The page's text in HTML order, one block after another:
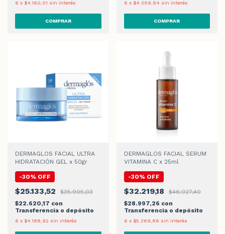
6 x $4.160,01 sin interés 6 x $4.059,94 sin interés
DERMAGLOS FACIAL ULTRA
HIDRATACIÓN GEL x 50gr
-30% OFF
$25.133,52
$35.905,03
$22.620,17 con
Transferencia o depósito
6 x $4.188,92 sin interés
DERMAGLOS FACIAL SERUM
VITAMINA C x 25ml
-30% OFF
$32.219,18
$46.027,40
$28.997,26 con
Transferencia o depósito
6 x $5.369,86 sin interés